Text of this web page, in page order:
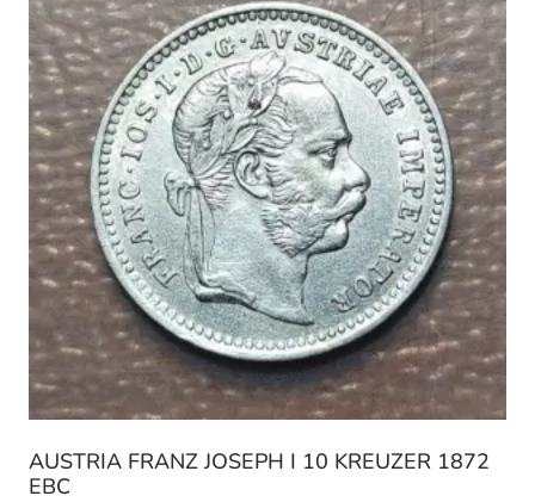
AUSTRIA FRANZ JOSEPH I 10 KREUZER 1872
EBC